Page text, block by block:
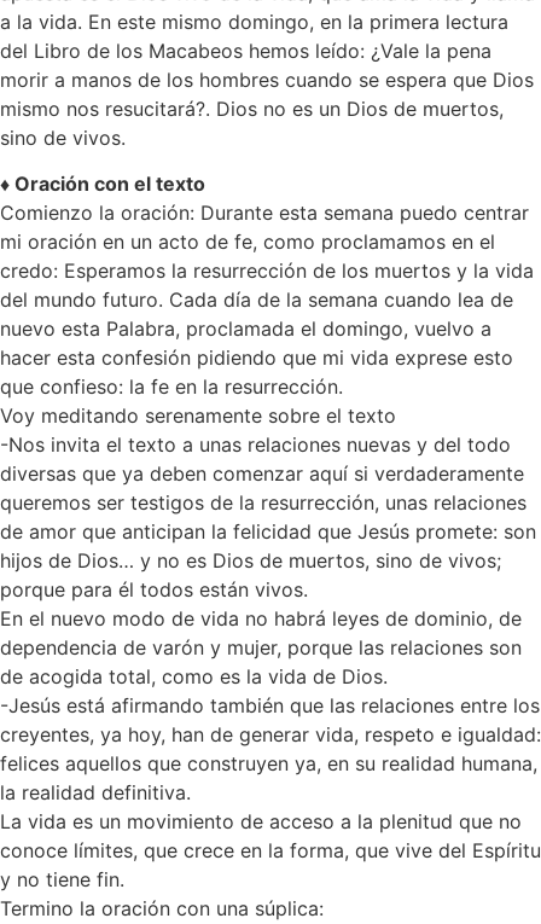
a la vida. En este mismo domingo, en la primera lectura
del Libro de los Macabeos hemos leído: ¿Vale la pena
morir a manos de los hombres cuando se espera que Dios
mismo nos resucitará?. Dios no es un Dios de muertos,
sino de vivos.
♦ Oración con el texto
Comienzo la oración: Durante esta semana puedo centrar
mi oración en un acto de fe, como proclamamos en el
credo: Esperamos la resurrección de los muertos y la vida
del mundo futuro. Cada día de la semana cuando lea de
nuevo esta Palabra, proclamada el domingo, vuelvo a
hacer esta confesión pidiendo que mi vida exprese esto
que confieso: la fe en la resurrección.
Voy meditando serenamente sobre el texto
-Nos invita el texto a unas relaciones nuevas y del todo
diversas que ya deben comenzar aquí si verdaderamente
queremos ser testigos de la resurrección, unas relaciones
de amor que anticipan la felicidad que Jesús promete: son
hijos de Dios… y no es Dios de muertos, sino de vivos;
porque para él todos están vivos.
En el nuevo modo de vida no habrá leyes de dominio, de
dependencia de varón y mujer, porque las relaciones son
de acogida total, como es la vida de Dios.
-Jesús está afirmando también que las relaciones entre los
creyentes, ya hoy, han de generar vida, respeto e igualdad:
felices aquellos que construyen ya, en su realidad humana,
la realidad definitiva.
La vida es un movimiento de acceso a la plenitud que no
conoce límites, que crece en la forma, que vive del Espíritu
y no tiene fin.
Termino la oración con una súplica: